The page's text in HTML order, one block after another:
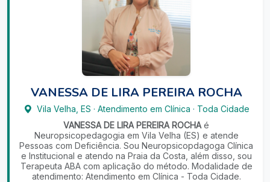
VANESSA DE LIRA PEREIRA ROCHA
Vila Velha ES · Atendimento em Clínica · Toda Cidade
VANESSA DE LIRA PEREIRA ROCHA é
Neuropsicopedagogia em Vila Velha (ES) e atende
Pessoas com Deficiência. Sou Neuropsicopdagoga Clínica
e Institucional e atendo na Praia da Costa, além disso, sou
Terapeuta ABA com aplicação do método. Modalidade de
atendimento: Atendimento em Clínica - Toda Cidade.